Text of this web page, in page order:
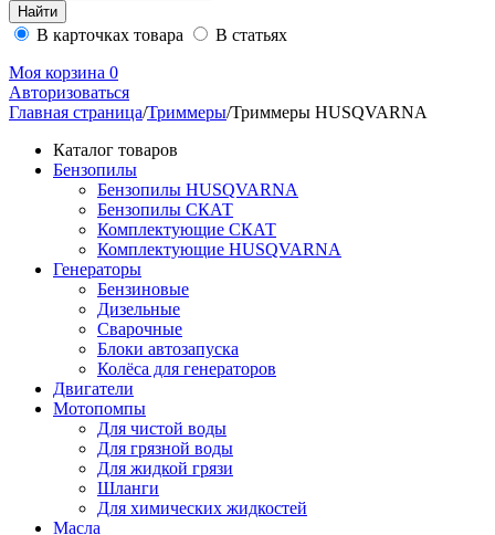
В карточках товара
В статьях
Моя корзина 0
Авторизоваться
Главная страница/Триммеры/Триммеры HUSQVARNA
Каталог товаров
Бензопилы
Бензопилы HUSQVARNA
Бензопилы СКАТ
Комплектующие СКАТ
Комплектующие HUSQVARNA
Генераторы
Бензиновые
Дизельные
Сварочные
Блоки автозапуска
Колёса для генераторов
Двигатели
Мотопомпы
Для чистой воды
Для грязной воды
Для жидкой грязи
Шланги
Для химических жидкостей
Масла